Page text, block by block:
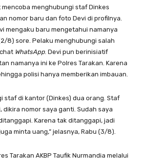
menghubungi staf Dinkes
nomor baru dan foto Devi di profilnya.
mengaku baru mengetahui namanya
8) sore. Pelaku menghubungi salah
WhatsApp. Devi pun berinisiatif
namanya ini ke Polres Tarakan. Karena
polisi hanya memberikan imbauan.
staf di kantor (Dinkes) dua orang. Staf
dikira nomor saya ganti. Sudah saya
Karena tak ditanggapi, jadi
minta uang,” jelasnya, Rabu (3/8).
Tarakan AKBP Taufik Nurmandia melalui